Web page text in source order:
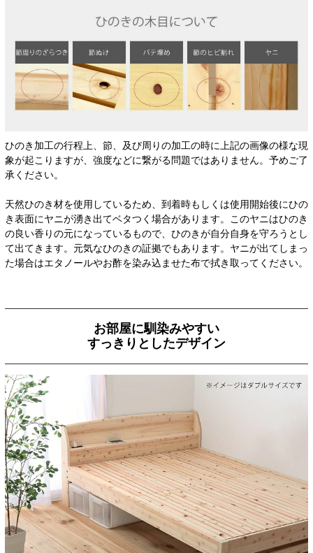
ひのき加工の行程上、節、及び周りの加工の時に上記の画像の様な現
象が起こりますが、強度などに繋がる問題ではありません。予めご了
承ください。
天然ひのき材を使用しているため、到着時もしくは使用開始後にひの
き表面にヤニが湧き出てベタつく場合があります。このヤニはひのき
の良い香りの元になっているもので、ひのきが自分自身を守ろうとし
て出てきます。元気なひのきの証拠でもあります。ヤニが出てしまっ
た場合はエタノールやお酢を染み込ませた布で拭き取ってください。
お部屋に馴染みやすい
すっきりとしたデザイン